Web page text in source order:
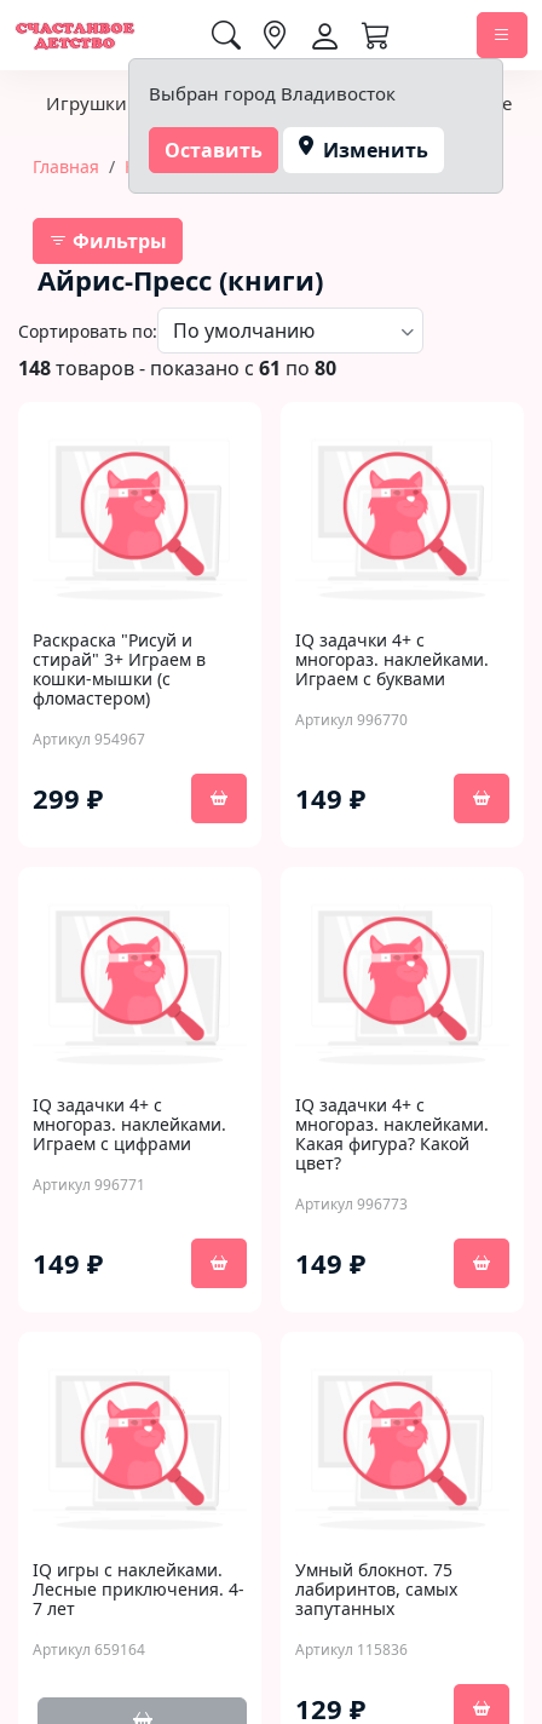
Выбран город Владивосток
Оставить Изменить
Игрушки Детское питание Подгузники, гигиена
Главная Книги Айрис-Пресс (книги)
Фильтры
Айрис-Пресс (книги)
Сортировать по:
148товаров - показано с 61 по 80
Раскраска "Рисуй и
стирай" 3+ Играем в
кошки-мышки (с
фломастером)
Артикул 954967
299 ₽
IQ задачки 4+ с
многораз. наклейками.
Играем с буквами
Артикул 996770
149 ₽
IQ задачки 4+ с
многораз. наклейками.
Играем с цифрами
Артикул 996771
149 ₽
IQ задачки 4+ с
многораз. наклейками.
Какая фигура? Какой
цвет?
Артикул 996773
149 ₽
IQ игры с наклейками.
Лесные приключения. 4-
7 лет
Артикул 659164
Умный блокнот. 75
лабиринтов, самых
запутанных
Артикул 115836
129 ₽